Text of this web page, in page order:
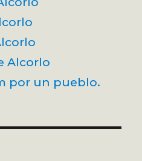
Alcorlo
por un pueblo.